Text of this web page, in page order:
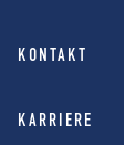
KONTAKT
KARRIERE